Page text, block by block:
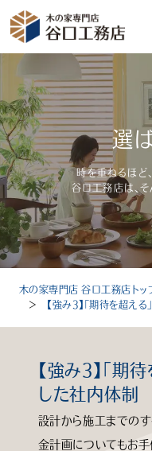
イベント情報
モデルハウス
受付時間：10～18時
トップ
知る
見る
選
時を重ねるほど
谷口工務店は、そ
木の家専門店 谷口工務店トッ
＞
【強み3】「期待を超え
【強み3】「期
した社内体制
設計から施工までの
金計画についてもお手